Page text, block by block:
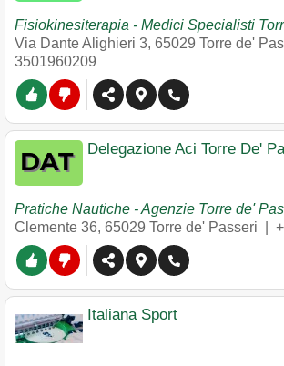
Fisiokinesiterapia - Medici Specialisti
Via Dante Alighieri 3, 65029 Torre de'
3501960209
Delegazione Aci Torre De'
Pratiche Nautiche - Agenzie Torre de'
Clemente 36, 65029 Torre de' Passeri
Italiana Sport